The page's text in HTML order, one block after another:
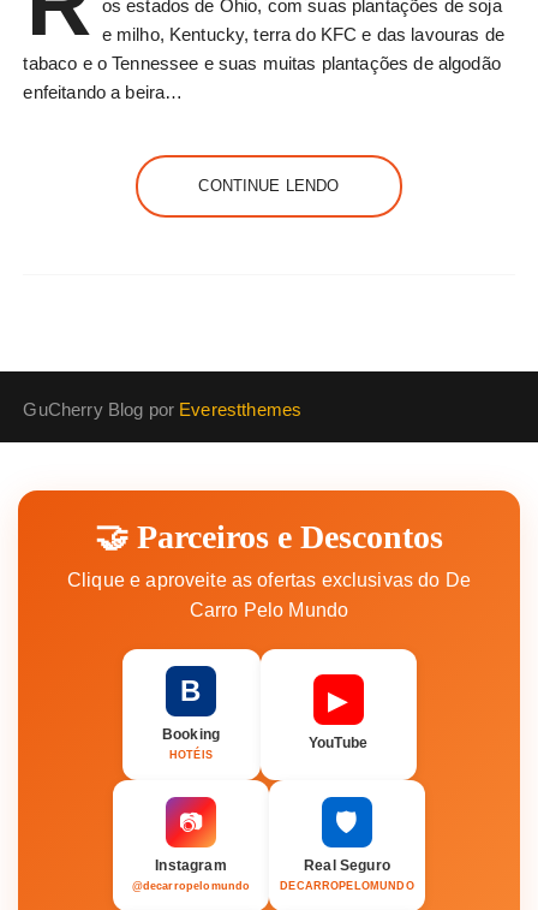
os estados de Ohio, com suas plantações de soja
e milho, Kentucky, terra do KFC e das lavouras de
tabaco e o Tennessee e suas muitas plantações de algodão
enfeitando a beira…
CONTINUE LENDO
GuCherry Blog por Everestthemes
🤝 Parceiros e Descontos
Clique e aproveite as ofertas exclusivas do De
Carro Pelo Mundo
B
Booking
HOTÉIS
▶
YouTube
📷
Instagram
@decarropelomundo
🛡️
Real Seguro
DECARROPELOMUNDO